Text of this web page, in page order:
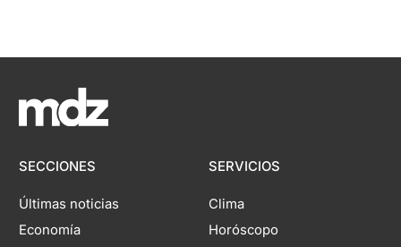
SECCIONES
Últimas noticias
Economía
SERVICIOS
Clima
Horóscopo